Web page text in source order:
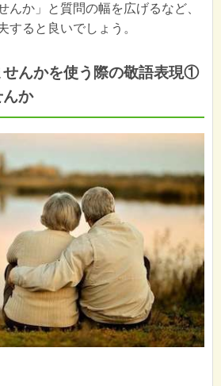
んか」と質問の幅を広げるなど、
すると良いでしょう。
せんかを使う際の敬語表現①
んか